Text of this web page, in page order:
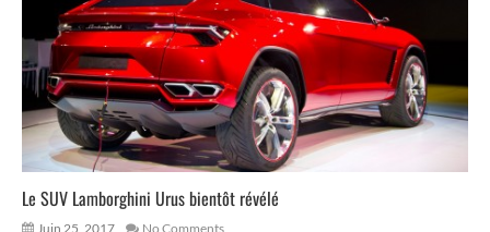
Le SUV Lamborghini Urus bientôt révélé
Juin 25, 2017 No Comments